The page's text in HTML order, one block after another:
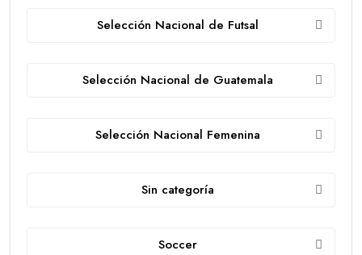
Selección Nacional de Futsal
Selección Nacional de Guatemala
Selección Nacional Femenina
Sin categoría
Soccer